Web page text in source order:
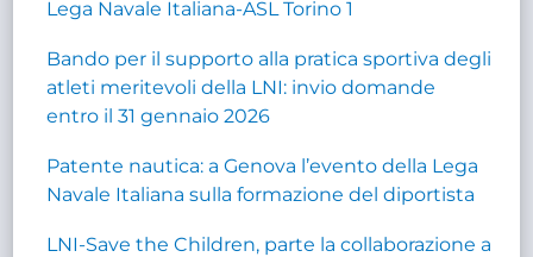
Lega Navale Italiana-ASL Torino 1
Bando per il supporto alla pratica sportiva degli
atleti meritevoli della LNI: invio domande
entro il 31 gennaio 2026
Patente nautica: a Genova l’evento della Lega
Navale Italiana sulla formazione del diportista
LNI-Save the Children, parte la collaborazione a